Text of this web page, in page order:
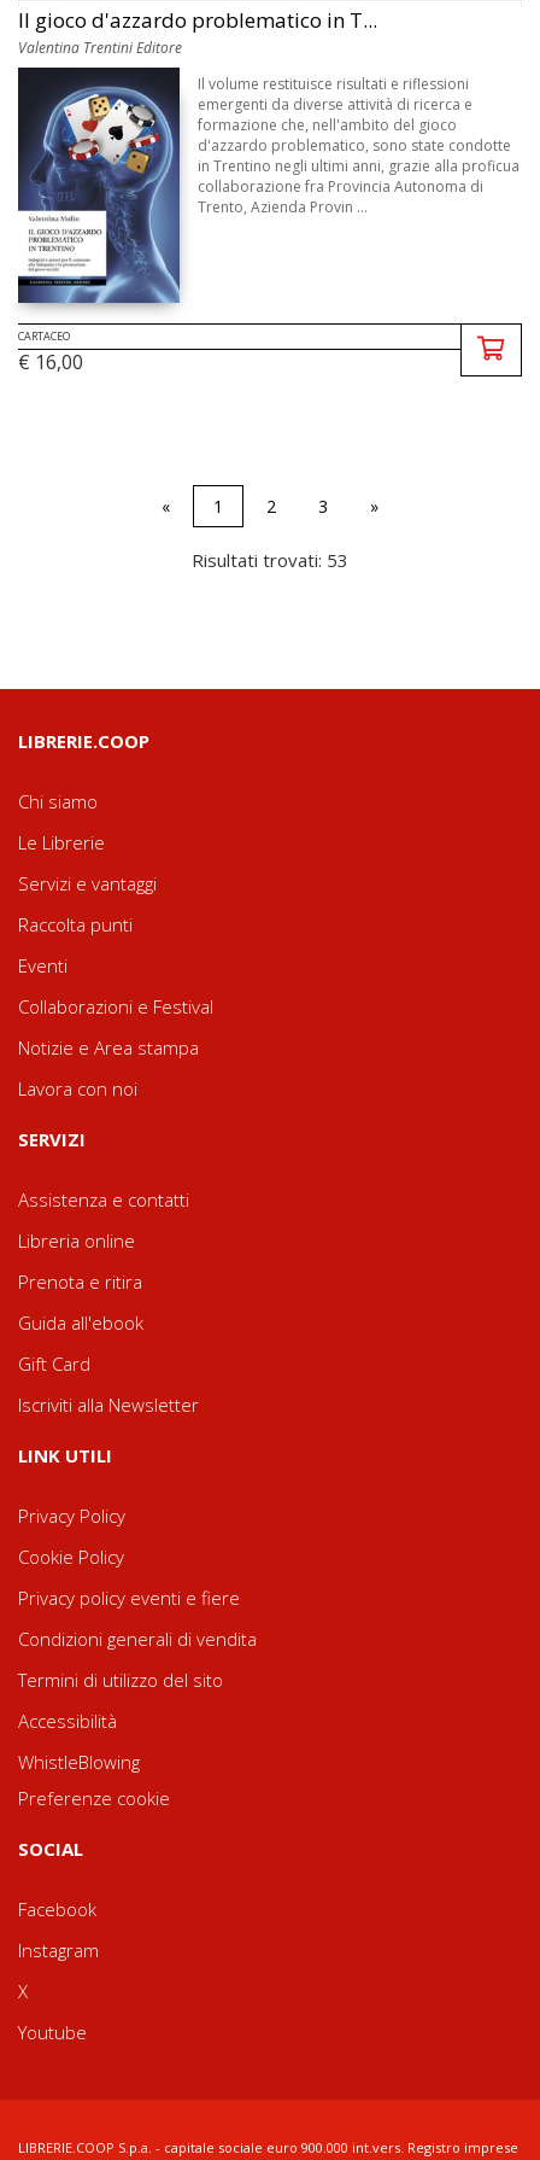
Il gioco d'azzardo problematico in T...
Valentina Trentini Editore
Il volume restituisce risultati e riflessioni
emergenti da diverse attività di ricerca e
formazione che, nell'ambito del gioco
d'azzardo problematico, sono state condotte
in Trentino negli ultimi anni, grazie alla proficua
collaborazione fra Provincia Autonoma di
Trento, Azienda Provin ...
CARTACEO
€ 16,00
« 1 2 3 »
Risultati trovati: 53
LIBRERIE.COOP
Chi siamo
Le Librerie
Servizi e vantaggi
Raccolta punti
Eventi
Collaborazioni e Festival
Notizie e Area stampa
Lavora con noi
SERVIZI
Assistenza e contatti
Libreria online
Prenota e ritira
Guida all'ebook
Gift Card
Iscriviti alla Newsletter
LINK UTILI
Privacy Policy
Cookie Policy
Privacy policy eventi e fiere
Condizioni generali di vendita
Termini di utilizzo del sito
Accessibilità
WhistleBlowing
Preferenze cookie
SOCIAL
Facebook
Instagram
X
Youtube
LIBRERIE.COOP S.p.a. - capitale sociale euro 900.000 int.vers. Registro imprese